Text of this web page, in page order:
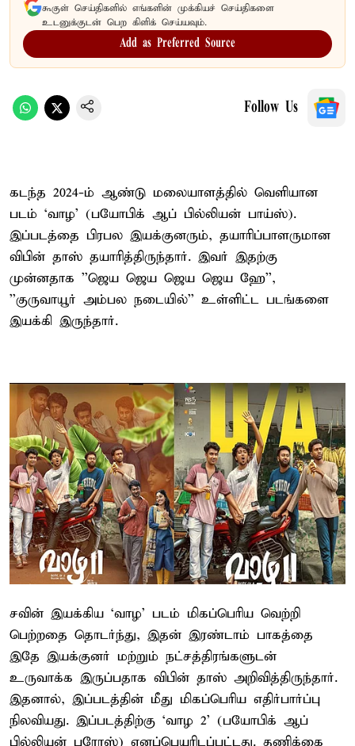
கூகுள் செய்திகளில் எங்களின் முக்கியச் செய்திகளை
உடனுக்குடன் பெற கிளிக் செய்யவும்.
Add as Preferred Source
Follow Us
கடந்த 2024-ம் ஆண்டு மலையாளத்தில் வெளியான
படம் ‘வாழ’ (பயோபிக் ஆப் பில்லியன் பாய்ஸ்).
இப்படத்தை பிரபல இயக்குனரும், தயாரிப்பாளருமான
விபின் தாஸ் தயாரித்திருந்தார். இவர் இதற்கு
முன்னதாக ''ஜெய ஜெய ஜெய ஜெய ஹே'',
''குருவாயூர் அம்பல நடையில்'' உள்ளிட்ட படங்களை
இயக்கி இருந்தார்.
சவின் இயக்கிய ‘வாழ’ படம் மிகப்பெரிய வெற்றி
பெற்றதை தொடர்ந்து, இதன் இரண்டாம் பாகத்தை
இதே இயக்குனர் மற்றும் நட்சத்திரங்களுடன்
உருவாக்க இருப்பதாக விபின் தாஸ் அறிவித்திருந்தார்.
இதனால், இப்படத்தின் மீது மிகப்பெரிய எதிர்பார்ப்பு
நிலவியது. இப்படத்திற்கு ‘வாழ 2’ (பயோபிக் ஆப்
பில்லியன் புரோஸ்) எனப்பெயரிடப்பட்டது. தணிக்கை